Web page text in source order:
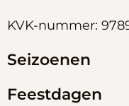
KVK-nummer:
Seizoenen
Feestdagen